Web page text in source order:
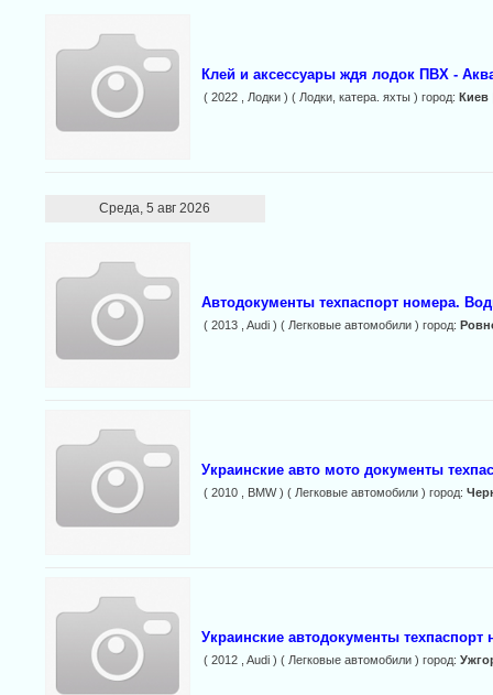
Клей и аксессуары ждя лодок ПВХ -
( 2022 , Лодки ) ( Лодки, катера. яхты ) город: Киев
Среда, 5 авг 2026
Автодокументы техпаспорт номера.
( 2013 , Audi ) ( Легковые автомобили ) город:
Украинские авто мото документы
( 2010 , BMW ) ( Легковые автомобили ) город:
Украинские автодокументы
( 2012 , Audi ) ( Легковые автомобили ) город: